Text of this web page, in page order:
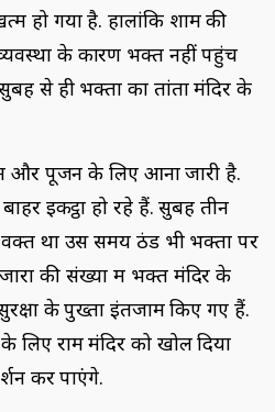
हो गया है. हालांकि शाम की
के कारण भक्त नहीं पहुंच
से ही भक्तों का तांता मंदिर के
और पूजन के लिए आना जारी है.
इकट्ठा हो रहे हैं. सुबह तीन
था उस समय ठंड भी भक्तों पर
की संख्या में भक्त मंदिर के
के पुख्ता इंतजाम किए गए हैं.
राम मंदिर को खोल दिया
कर पाएंगे.